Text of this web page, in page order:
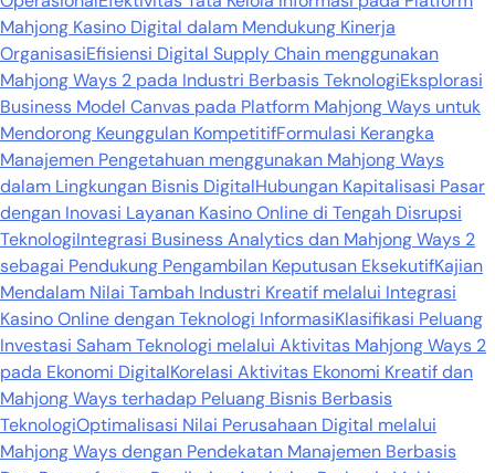
Mahjong Kasino Digital dalam Mendukung Kinerja
OrganisasiEfisiensi Digital Supply Chain menggunakan
Mahjong Ways 2 pada Industri Berbasis TeknologiEksplorasi
Business Model Canvas pada Platform Mahjong Ways untuk
Mendorong Keunggulan KompetitifFormulasi Kerangka
Manajemen Pengetahuan menggunakan Mahjong Ways
dalam Lingkungan Bisnis DigitalHubungan Kapitalisasi Pasar
dengan Inovasi Layanan Kasino Online di Tengah Disrupsi
TeknologiIntegrasi Business Analytics dan Mahjong Ways 2
sebagai Pendukung Pengambilan Keputusan EksekutifKajian
Mendalam Nilai Tambah Industri Kreatif melalui Integrasi
Kasino Online dengan Teknologi InformasiKlasifikasi Peluang
Investasi Saham Teknologi melalui Aktivitas Mahjong Ways 2
pada Ekonomi DigitalKorelasi Aktivitas Ekonomi Kreatif dan
Mahjong Ways terhadap Peluang Bisnis Berbasis
TeknologiOptimalisasi Nilai Perusahaan Digital melalui
Mahjong Ways dengan Pendekatan Manajemen Berbasis